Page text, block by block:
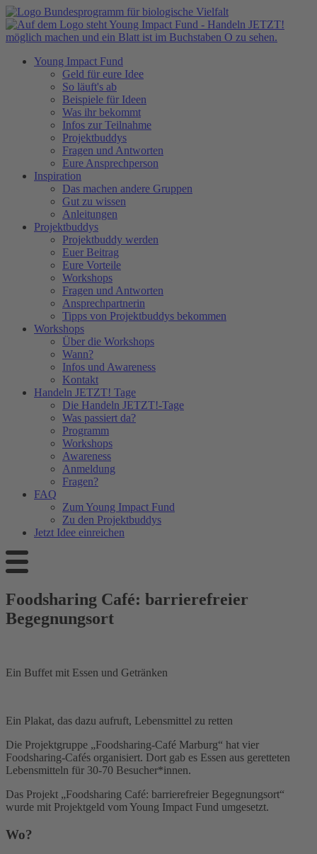
Young Impact Fund
Geld für eure Idee
So läuft's ab
Beispiele für Ideen
Was ihr bekommt
Infos zur Teilnahme
Projektbuddys
Fragen und Antworten
Eure Ansprechperson
Inspiration
Das machen andere Gruppen
Gut zu wissen
Anleitungen
Projektbuddys
Projektbuddy werden
Euer Beitrag
Eure Vorteile
Workshops
Fragen und Antworten
Ansprechpartnerin
Tipps von Projektbuddys bekommen
Workshops
Über die Workshops
Wann?
Infos und Awareness
Kontakt
Handeln JETZT! Tage
Die Handeln JETZT!-Tage
Was passiert da?
Programm
Workshops
Awareness
Anmeldung
Fragen?
FAQ
Zum Young Impact Fund
Zu den Projektbuddys
Jetzt Idee einreichen
Foodsharing Café: barrierefreier
Begegnungsort
Ein Buffet mit Essen und Getränken
Ein Plakat, das dazu aufruft, Lebensmittel zu retten
Die Projektgruppe „Foodsharing-Café Marburg“ hat vier
Foodsharing-Cafés organisiert. Dort gab es Essen aus geretteten
Lebensmitteln für 30-70 Besucher*innen.
Das Projekt „Foodsharing Café: barrierefreier Begegnungsort“
wurde mit Projektgeld vom Young Impact Fund umgesetzt.
Wo?